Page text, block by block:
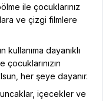
ile çocuklarınız
ve çizgi filmlere
kullanıma dayanıklı
her şeye dayanır.
içecekler ve